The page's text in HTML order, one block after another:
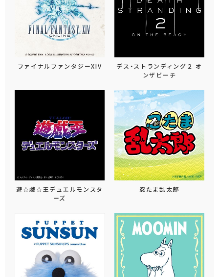
ファイナルファンタジーXIV
デス・ストランディング２ オ
ンザビーチ
遊☆戯☆王デュエルモンスタ
ーズ
忍たま乱太郎